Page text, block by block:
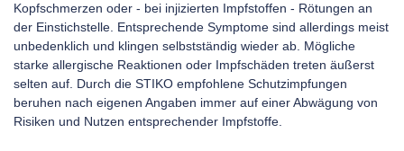
Kopfschmerzen oder - bei injizierten Impfstoffen - Rötungen an
der Einstichstelle. Entsprechende Symptome sind allerdings meist
unbedenklich und klingen selbstständig wieder ab. Mögliche
starke allergische Reaktionen oder Impfschäden treten äußerst
selten auf. Durch die STIKO empfohlene Schutzimpfungen
beruhen nach eigenen Angaben immer auf einer Abwägung von
Risiken und Nutzen entsprechender Impfstoffe.